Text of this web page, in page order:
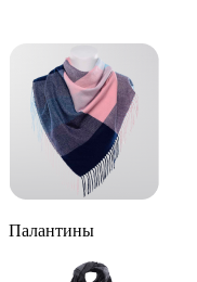
Палантины